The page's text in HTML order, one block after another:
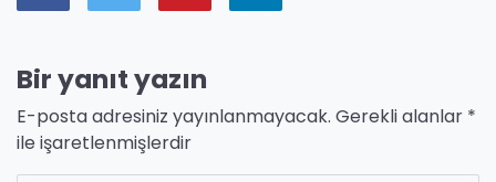
Bir yanıt yazın
E-posta adresiniz yayınlanmayacak. Gerekli alanlar *
ile işaretlenmişlerdir